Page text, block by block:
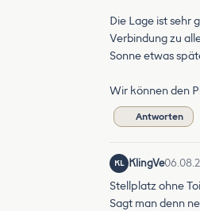
Die Lage ist sehr
Verbindung zu
Sonne etwas
Wir können den
Antworten
KL KlingVe
Stellplatz ohne
Sagt man denn